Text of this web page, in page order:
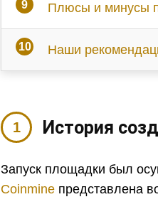
Плюсы и минусы
Наши
История
Запуск площадки был
Coinmine представлена